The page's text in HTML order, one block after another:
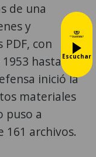
de una
y
con
hasta
inició la
materiales
puso a
archivos.
Escuchar